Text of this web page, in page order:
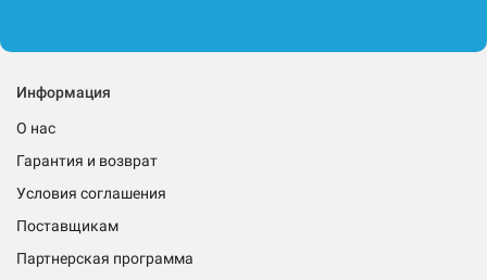
Информация
О нас
Гарантия и возврат
Условия соглашения
Поставщикам
Партнерская программа